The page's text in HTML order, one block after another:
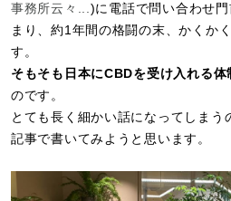
事務所云々...)に電話で問い合わせ
まり、約1年間の格闘の末、かくか
す。
そもそも日本にCBDを受け入れる
のです。
とても長く細かい話になってしまう
記事で書いてみようと思います。